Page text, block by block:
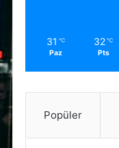
31 ℃
Paz
32 ℃
Pts
Popüler